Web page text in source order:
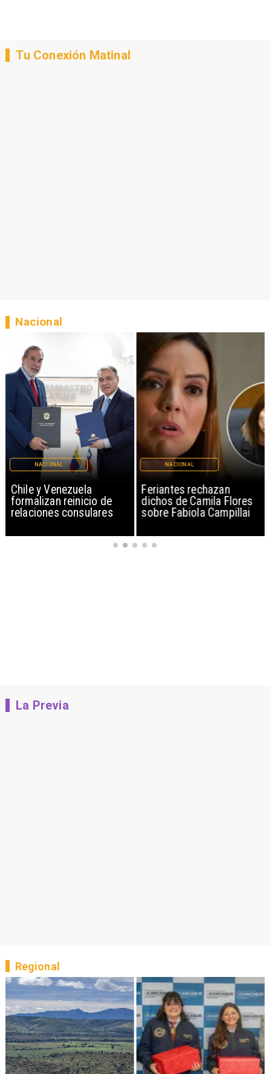
Tu Conexión Matinal
Chile y Venezuela
formalizan reinicio de
relaciones consulares
NACIONAL
Feriantes rechazan
dichos de Camila Flores
sobre Fabiola Campillai
NACIONAL
Nacional
La Previa
Regional